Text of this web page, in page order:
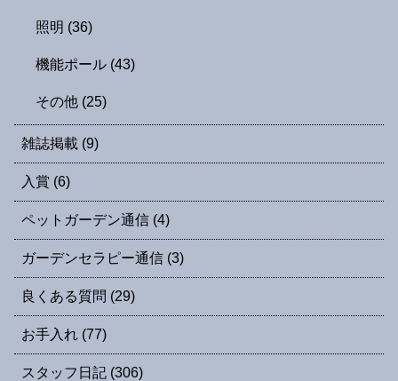
照明 (36)
機能ポール (43)
その他 (25)
雑誌掲載 (9)
入賞 (6)
ペットガーデン通信 (4)
ガーデンセラピー通信 (3)
良くある質問 (29)
お手入れ (77)
スタッフ日記 (306)